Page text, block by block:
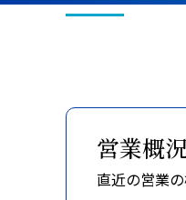
営業概況
直近の営業